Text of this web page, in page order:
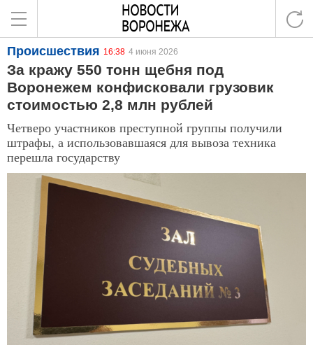
Происшествия 16:38 4 июня 2026
За кражу 550 тонн щебня под
Воронежем конфисковали грузовик
стоимостью 2,8 млн рублей
Четверо участников преступной группы получили
штрафы, а использовавшаяся для вывоза техника
перешла государству